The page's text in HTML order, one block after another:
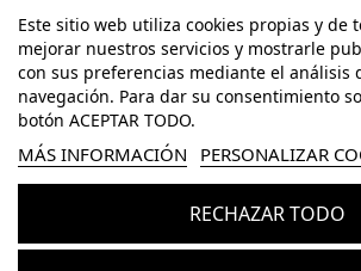
Este sitio web utiliza cookies propias y de
mejorar nuestros servicios y mostrarle
con sus preferencias mediante el análisis
navegación. Para dar su consentimiento
botón ACEPTAR TODO.
MÁS INFORMACIÓN PERSONALIZAR
RECHAZAR TODO